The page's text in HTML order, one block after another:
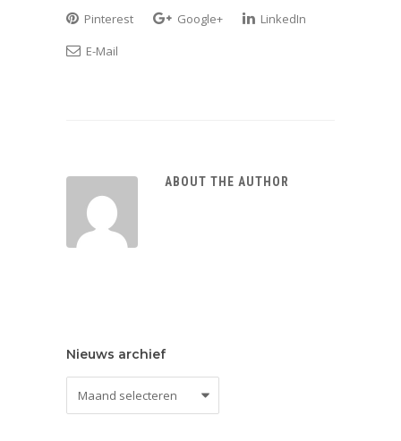
Pinterest
Google+
LinkedIn
E-Mail
ABOUT THE AUTHOR
Nieuws archief